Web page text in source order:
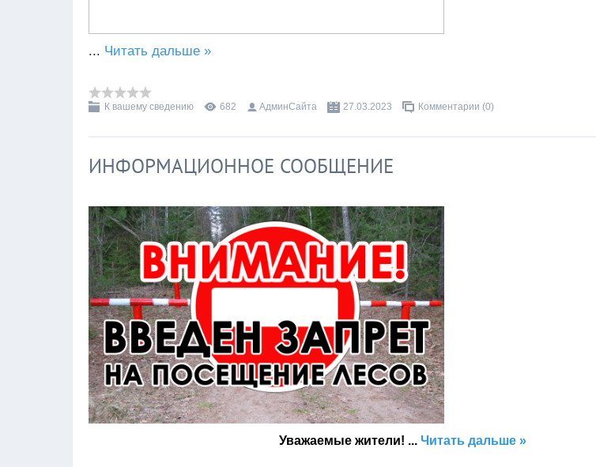
... Читать дальше »
К вашему сведению 682 АдминСайта 27.03.2023 Комментарии (0)
ИНФОРМАЦИОННОЕ СООБЩЕНИЕ
Уважаемые жители! ... Читать дальше »